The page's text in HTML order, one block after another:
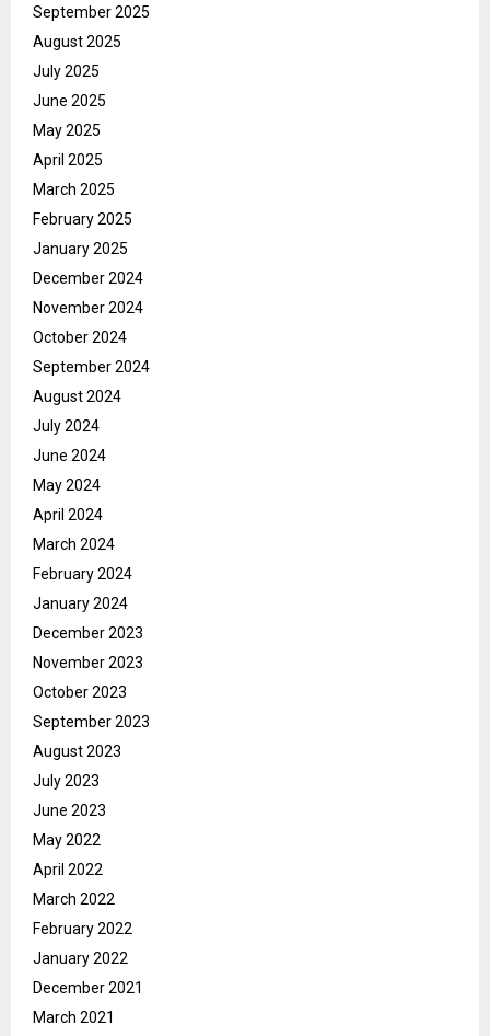
September 2025
August 2025
July 2025
June 2025
May 2025
April 2025
March 2025
February 2025
January 2025
December 2024
November 2024
October 2024
September 2024
August 2024
July 2024
June 2024
May 2024
April 2024
March 2024
February 2024
January 2024
December 2023
November 2023
October 2023
September 2023
August 2023
July 2023
June 2023
May 2022
April 2022
March 2022
February 2022
January 2022
December 2021
March 2021